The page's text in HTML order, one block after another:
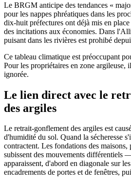
Le BRGM anticipe des tendances «
pour les nappes phréatiques dans les
dix-huit préfectures ont déjà mis en
des incitations aux économies. Dans
puisant dans les rivières est prohibé
Ce tableau climatique est préoccupant
Pour les propriétaires en zone argileuse,
ignorée.
Le lien direct avec le
des argiles
Le retrait-gonflement des argiles est
d'humidité du sol. Quand la sécheresse
contractent. Les fondations des maisons,
subissent des mouvements différentiels
apparaissent, d'abord en diagonale sur
encadrements de portes et de fenêtres,